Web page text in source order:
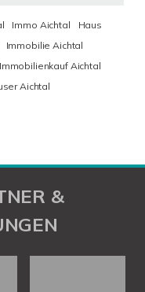
Immo Aichtal
Haus
Immobilie Aichtal
Immobilienkauf Aichtal
Aichtal
&